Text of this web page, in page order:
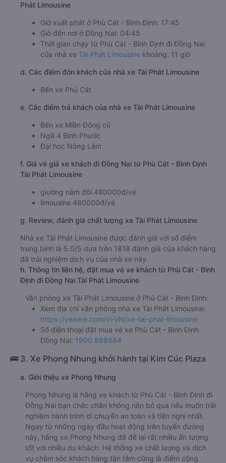
Phát Limousine
Giờ xuất phát ở Phù Cát - Bình Định: 17:45
Giờ đến nơi ở Đồng Nai: 04:45
Thời gian chạy từ Phù Cát - Bình Định đi Đồng Nai
của nhà xe Tài Phát Limousine khoảng: 11 giờ
d. Các điểm đón khách của nhà xe Tài Phát Limousine
Bến xe Phù Cát
e. Các điểm trả khách của nhà xe Tài Phát Limousine
Bến xe Miền Đông cũ
Ngã 4 Bình Phước
Đại học Nông Lâm
f. Giá vé giá xe khách đi Đồng Nai từ Phù Cát - Bình Định
Tài Phát Limousine
giường nằm đôi 480000đ/vé
limousine 480000đ/vé
g. Review, đánh giá chất lượng xe Tài Phát Limousine
Nhà xe Tài Phát Limousine được đánh giá với số điểm
trung bình là 5.0/5 dựa trên 1818 đánh giá của khách hàng
đã trải nghiệm dịch vụ của nhà xe này.
h. Thông tin liên hệ, đặt mua vé xe khách từ Phù Cát - Bình
Định đi Đồng Nai Tài Phát Limousine
Văn phòng xe Tài Phát Limousine ở Phù Cát - Bình Định:
Xem địa chỉ văn phòng nhà xe Tài Phát Limousine:
https://vexere.com/vi-VN/xe-tai-phat-limousine
Số điện thoại đặt mua vé xe Phù Cát - Bình Định
Đồng Nai: 1900 888684
🚌 3. Xe Phong Nhung khởi hành tại Kim Cúc Plaza
a. Giới thiệu xe Phong Nhung
Phong Nhung là hãng xe khách từ Phù Cát - Bình Định đi
Đồng Nai bạn chắc chắn không nên bỏ qua nếu muốn trải
nghiệm hành trình di chuyển an toàn và tiện nghi nhất.
Ngay từ những ngày đầu hoạt động trên tuyến đường
này, hãng xe Phong Nhung đã để lại rất nhiều ấn tượng
tốt với nhiều du khách. Hệ thống xe chất lượng và dịch
vụ chăm sóc khách hàng tận tâm cũng là điểm cộng